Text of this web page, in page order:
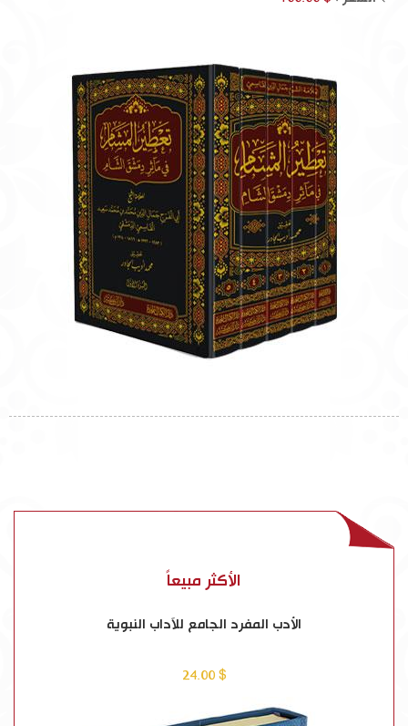
الأكثر مبيعاً
الأدب المفرد الجامع للآداب النبوية
$ 24.00